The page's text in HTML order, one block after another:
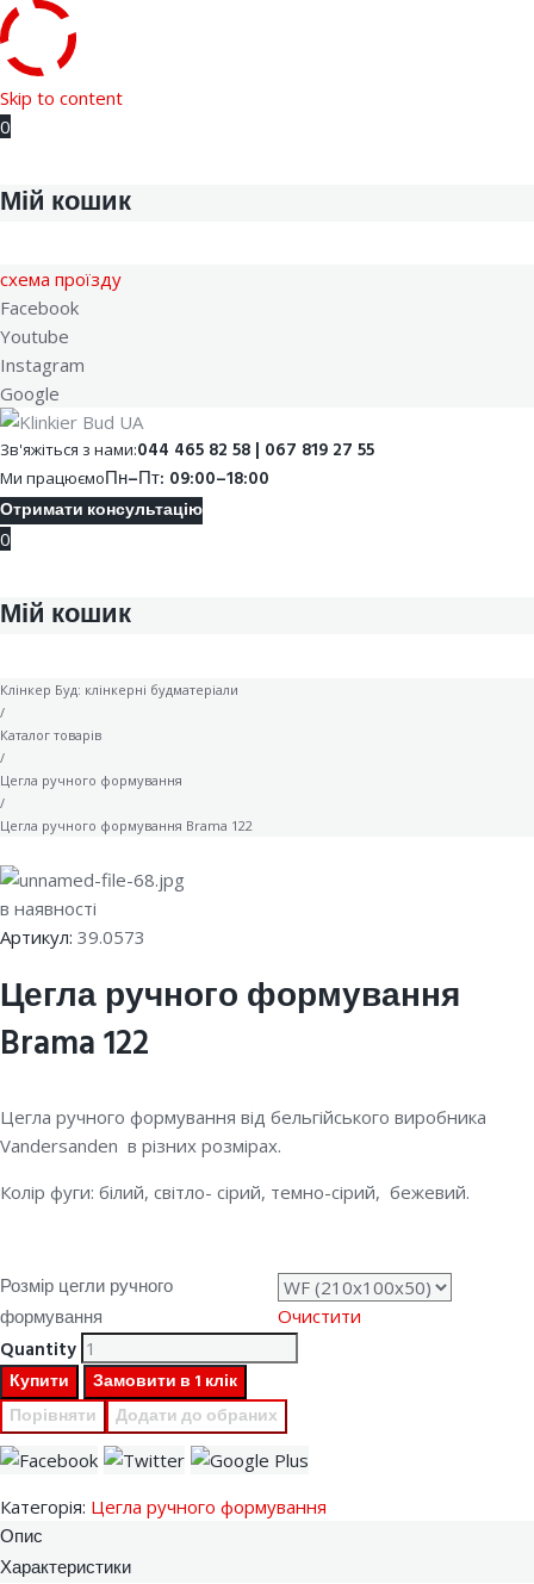
Skip to content
0
Мій кошик
cхема проїзду
Facebook
Youtube
Instagram
Google
Зв'яжіться з нами:044 465 82 58 | 067 819 27 55
Ми працюємоПн–Пт: 09:00–18:00
Отримати консультацію
0
Мій кошик
Клінкер Буд: клінкерні будматеріали
/
Каталог товарів
/
Цегла ручного формування
/
Цегла ручного формування Brama 122
в наявності
Артикул: 39.0573
Цегла ручного формування
Brama 122
Цегла ручного формування від бельгійського виробника
Vandersanden в різних розмірах.
Колір фуги: білий, світло- сірий, темно-сірий, бежевий.
Розмір цегли ручного
формування
Очистити
Quantity
Купити
Замовити в 1 клік
Порівняти
Додати до обраних
Категорія: Цегла ручного формування
Опис
Характеристики